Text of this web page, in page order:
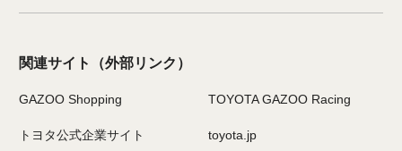
関連サイト （外部リンク）
GAZOO Shopping TOYOTA GAZOO Racing
トヨタ公式企業サイト toyota.jp